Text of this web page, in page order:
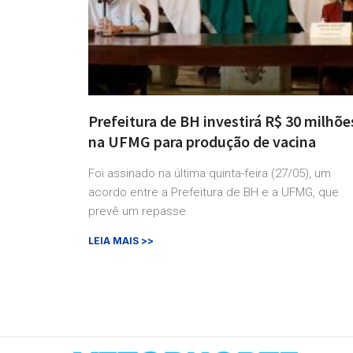
Prefeitura de BH investirá R$ 30
na UFMG para produção de vacina
Foi assinado na última quinta-feira (27/05), um
acordo entre a Prefeitura de BH e a UFMG, que
prevê um repasse
LEIA MAIS >>